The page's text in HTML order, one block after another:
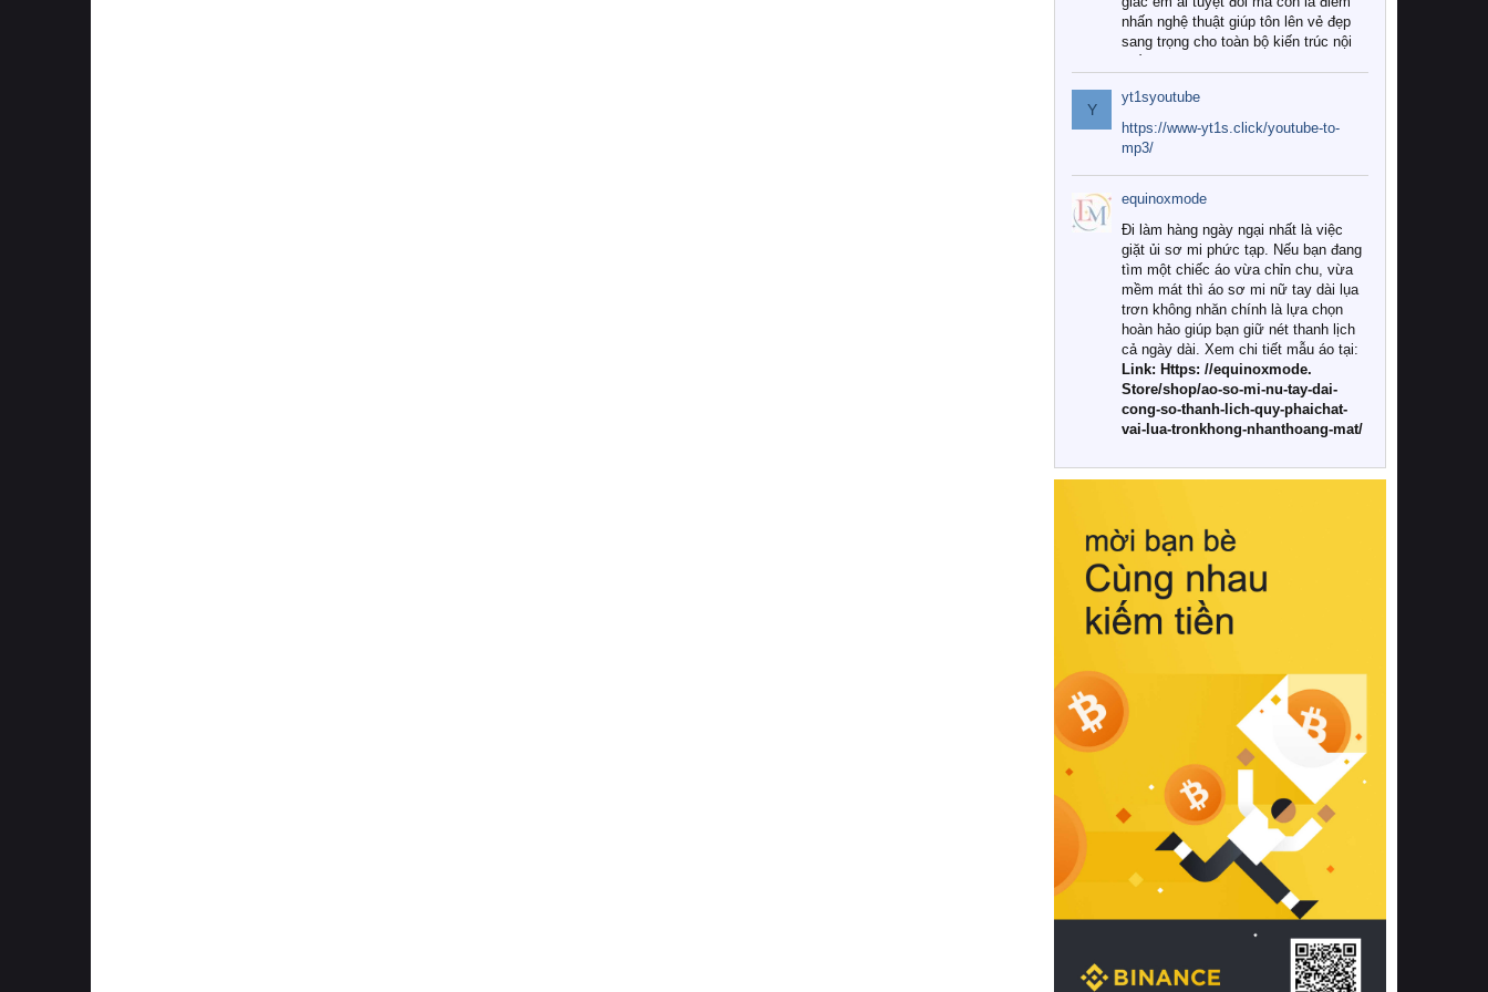
nhấn nghệ thuật giúp tôn lên vẻ đẹp
sang trọng cho toàn bộ kiến trúc nội
Tuy nhiên, giữa thị trường đa dạng
với vô vàn thương hiệu và mẫu mã
như hiện nay, làm thế nào để chọn
được những bộ chăn ga gối đệm cao
cấp thực sự chất lượng, phù hợp với
khí hậu và nhu cầu sử dụng của gia
đình? Hãy cùng chúng tôi đi tìm lời
giải đáp chi tiết qua bài viết dưới đây.
1. Tại sao các gia đình hiện đại lại ưa
chuộng chăn ga gối đệm cao cấp?
Khác với các dòng sản phẩm thông
thường, những bộ chăn ga gối đệm
cao cấp trải qua quy trình sản xuất
nghiêm ngặt từ khâu chọn lọc nguyên
liệu tự nhiên đến công nghệ dệt
nhuộm hiện đại không chứa hóa chất
này, bạn sẽ cảm nhận rõ rệt sự khác
hồi chuẩn xác của phần đệm nâng đỡ
cột sống.
Bên cạnh đó, việc lựa chọn các dòng
sản phẩm đạt chuẩn chất lượng quốc
tế còn giúp ngăn ngừa tình trạng kích
khuẩn và nấm mốc trong điều kiện
thời tiết nóng ẩm. Bạn có thể tìm hiểu
thêm các nghiên cứu khoa học về tác
động của giấc ngủ và môi trường
phòng ngủ đối với sức khỏe con
người tại Sleep Foundation (External
Link) để có cái nhìn toàn diện hơn.
2. Các tiêu chí vàng khi lựa chọn
chăn ga gối đệm cao cấp cho phòng
ngủ
Để sở hữu một bộ chăn ga gối đệm
cao cấp hoàn hảo cả về thẩm mỹ lẫn
công năng, người tiêu dùng cần cân
nhắc kỹ lưỡng các tiêu chí quan trọng
Y
yt1syoutube
https://www-yt1s.click/youtube-to-
mp3/
equinoxmode
Đi làm hàng ngày ngại nhất là việc
giặt ủi sơ mi phức tạp. Nếu bạn đang
tìm một chiếc áo vừa chỉn chu, vừa
mềm mát thì áo sơ mi nữ tay dài lụa
trơn không nhăn chính là lựa chọn
hoàn hảo giúp bạn giữ nét thanh lịch
cả ngày dài. Xem chi tiết mẫu áo tại:
Link: Https: //equinoxmode.
Store/shop/ao-so-mi-nu-tay-dai-
cong-so-thanh-lich-quy-phaichat-
vai-lua-tronkhong-nhanthoang-mat/